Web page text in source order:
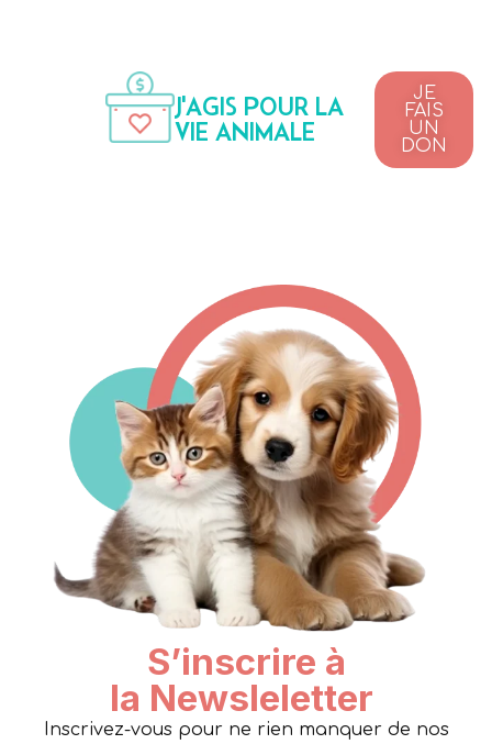
J'AGIS POUR LA
VIE ANIMALE
JE
FAIS
UN
DON
S’inscrire à
la Newsleletter
Inscrivez-vous pour ne rien manquer de nos